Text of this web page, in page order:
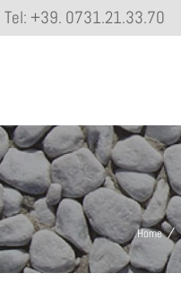
Tel: +39. 0731.21.33.70
Home